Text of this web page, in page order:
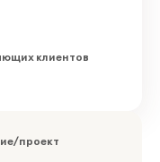
клиентов
проект